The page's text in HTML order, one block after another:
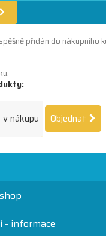
přidán do nákupního
nákupu Objednat
- informace